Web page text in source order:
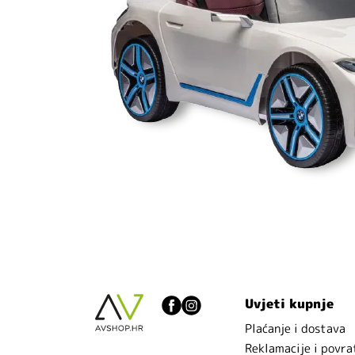
Uvjeti kupnje
Plaćanje i dostava
Reklamacije i